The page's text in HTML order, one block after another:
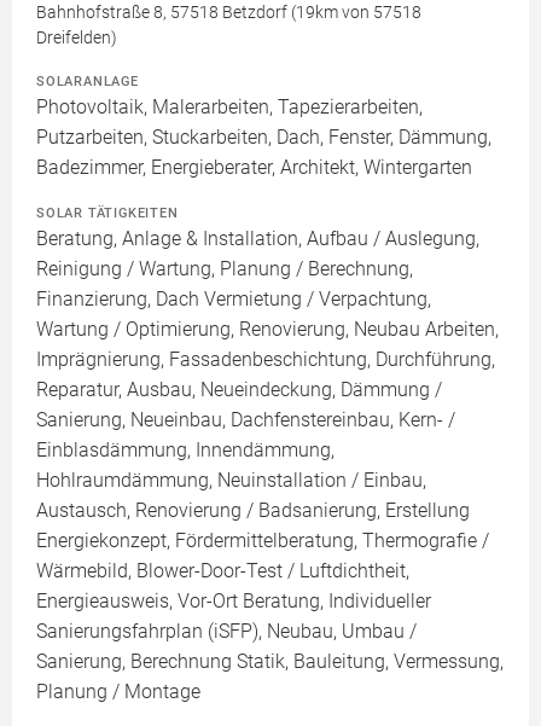
Bahnhofstraße 8, 57518 Betzdorf (19km von 57518
Dreifelden)
SOLARANLAGE
Photovoltaik, Malerarbeiten, Tapezierarbeiten,
Putzarbeiten, Stuckarbeiten, Dach, Fenster, Dämmung,
Badezimmer, Energieberater, Architekt, Wintergarten
SOLAR TÄTIGKEITEN
Beratung, Anlage & Installation, Aufbau / Auslegung,
Reinigung / Wartung, Planung / Berechnung,
Finanzierung, Dach Vermietung / Verpachtung,
Wartung / Optimierung, Renovierung, Neubau Arbeiten,
Imprägnierung, Fassadenbeschichtung, Durchführung,
Reparatur, Ausbau, Neueindeckung, Dämmung /
Sanierung, Neueinbau, Dachfenstereinbau, Kern- /
Einblasdämmung, Innendämmung,
Hohlraumdämmung, Neuinstallation / Einbau,
Austausch, Renovierung / Badsanierung, Erstellung
Energiekonzept, Fördermittelberatung, Thermografie /
Wärmebild, Blower-Door-Test / Luftdichtheit,
Energieausweis, Vor-Ort Beratung, Individueller
Sanierungsfahrplan (iSFP), Neubau, Umbau /
Sanierung, Berechnung Statik, Bauleitung, Vermessung,
Planung / Montage